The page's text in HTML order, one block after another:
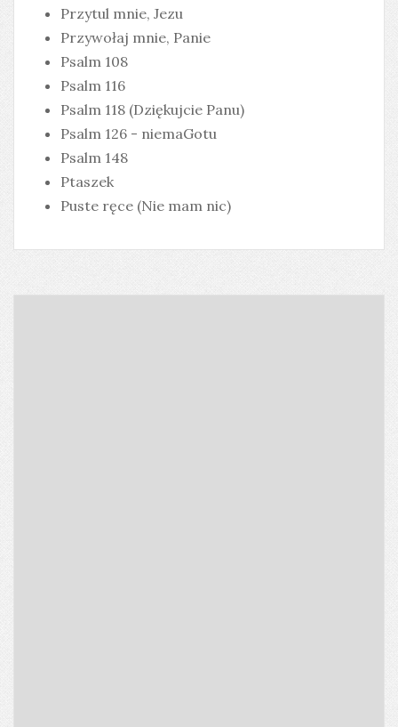
Przytul mnie, Jezu
Przywołaj mnie, Panie
Psalm 108
Psalm 116
Psalm 118 (Dziękujcie Panu)
Psalm 126 - niemaGotu
Psalm 148
Ptaszek
Puste ręce (Nie mam nic)